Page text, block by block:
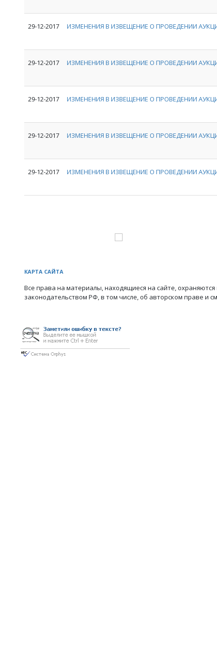
29-12-2017 ИЗМЕНЕНИЯ В ИЗВЕЩЕНИЕ О ПРОВЕДЕНИИ
29-12-2017 ИЗМЕНЕНИЯ В ИЗВЕЩЕНИЕ О ПРОВЕДЕНИИ
29-12-2017 ИЗМЕНЕНИЯ В ИЗВЕЩЕНИЕ О ПРОВЕДЕНИИ
29-12-2017 ИЗМЕНЕНИЯ В ИЗВЕЩЕНИЕ О ПРОВЕДЕНИИ
29-12-2017 ИЗМЕНЕНИЯ В ИЗВЕЩЕНИЕ О ПРОВЕДЕНИИ
КАРТА САЙТА
Все права на материалы, находящиеся на сайте, охраняются
законодательством РФ, в том числе, об авторском праве и